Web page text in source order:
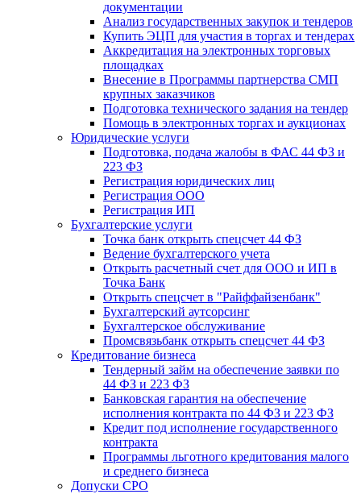
документации
Анализ государственных закупок и тендеров
Купить ЭЦП для участия в торгах и тендерах
Аккредитация на электронных торговых
площадках
Внесение в Программы партнерства СМП
крупных заказчиков
Подготовка технического задания на тендер
Помощь в электронных торгах и аукционах
Юридические услуги
Подготовка, подача жалобы в ФАС 44 ФЗ и
223 ФЗ
Регистрация юридических лиц
Регистрация ООО
Регистрация ИП
Бухгалтерские услуги
Точка банк открыть спецсчет 44 ФЗ
Ведение бухгалтерского учета
Открыть расчетный счет для ООО и ИП в
Точка Банк
Открыть спецсчет в "Райффайзенбанк"
Бухгалтерский аутсорсинг
Бухгалтерское обслуживание
Промсвязьбанк открыть спецсчет 44 ФЗ
Кредитование бизнеса
Тендерный займ на обеспечение заявки по
44 ФЗ и 223 ФЗ
Банковская гарантия на обеспечение
исполнения контракта по 44 ФЗ и 223 ФЗ
Кредит под исполнение государственного
контракта
Программы льготного кредитования малого
и среднего бизнеса
Допуски СРО